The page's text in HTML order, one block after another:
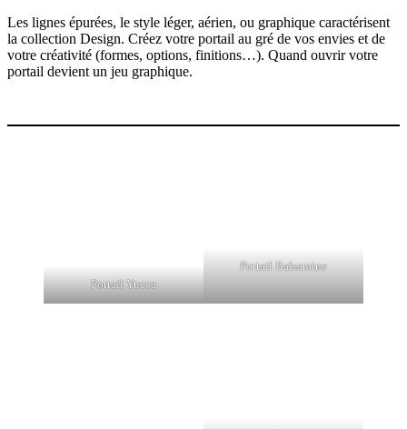
Les lignes épurées, le style léger, aérien, ou graphique caractérisent
la collection Design. Créez votre portail au gré de vos envies et de
votre créativité (formes, options, finitions…). Quand ouvrir votre
portail devient un jeu graphique.
Portail Yucca
Portail Balsamine